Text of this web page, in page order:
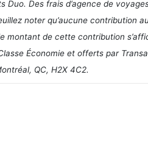
Des frais d’agence de
noter qu’aucune contribution
montant de cette contribution
Économie et offerts par
QC, H2X 4C2.